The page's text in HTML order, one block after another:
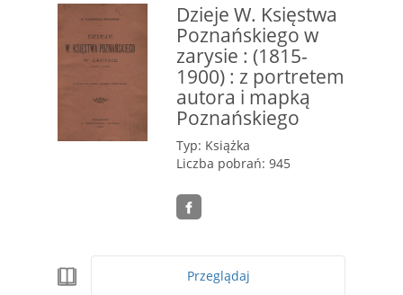
Dzieje W. Księstwa
Poznańskiego w
zarysie : (1815-
1900) : z portretem
autora i mapką
Poznańskiego
Typ: Książka
Liczba pobrań: 945
Przeglądaj